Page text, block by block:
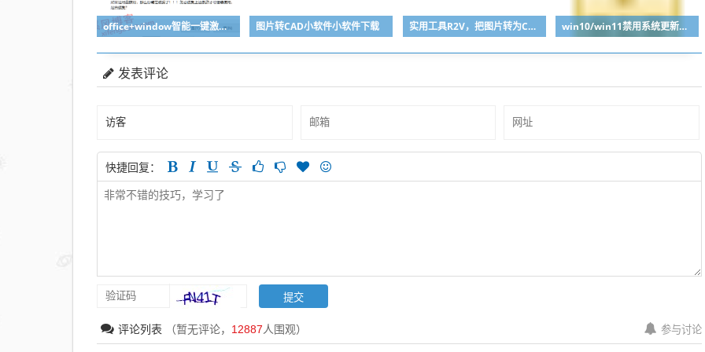
office+window智能一键激活软件 图片转CAD小软件小软件下载 实用工具R2V，把图片转为CAD轮廓轻松导入SolidWorks win10/win11禁用系统更新小工具
发表评论
快捷回复：
评论列表 （暂无评论， 12887人围观） 参与讨论